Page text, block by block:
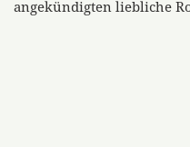
angekündigten liebliche